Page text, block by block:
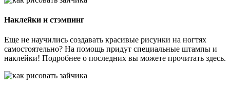
Наклейки и стэмпинг
Еще не научились создавать красивые рисунки на ногтях
самостоятельно? На помощь придут специальные штампы и
наклейки! Подробнее о последних вы можете прочитать здесь.